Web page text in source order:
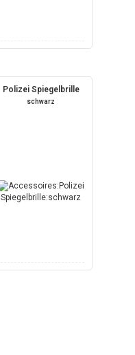
Polizei Spiegelbrille
schwarz